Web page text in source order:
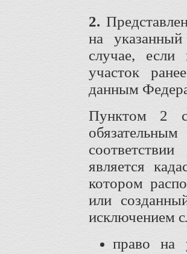
2.
на
случае, если
участок
данным
Пунктом 2
является
котором
или
исключением
право на